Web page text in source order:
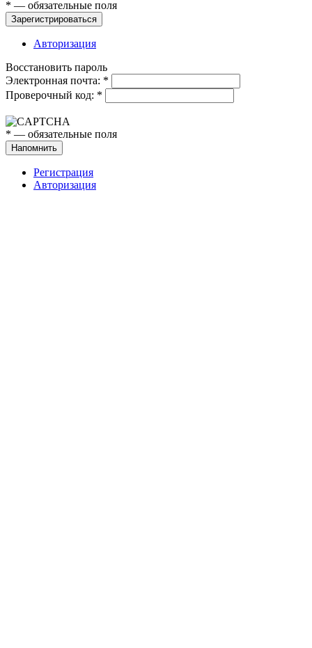
* — обязательные поля
Зарегистрироваться
Авторизация
Восстановить пароль
Электронная почта: *
Проверочный код: *
* — обязательные поля
Напомнить
Регистрация
Авторизация